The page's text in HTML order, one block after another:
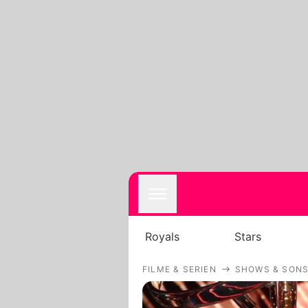
Royals Stars
FILME & SERIEN SHOWS &